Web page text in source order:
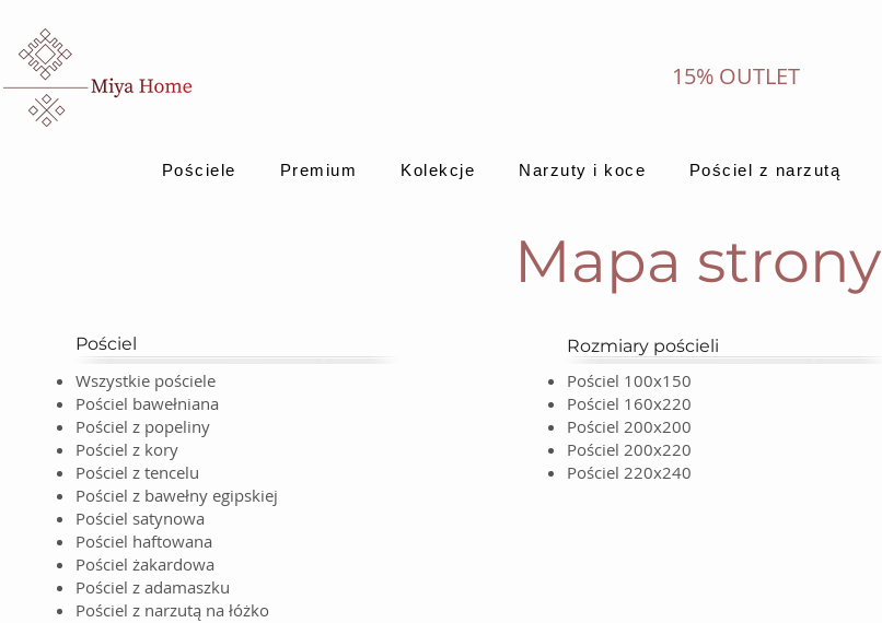
15% OUTLET
Pościele Premium Kolekcje Narzuty i koce Pościel z narzutą
Mapa strony
Pościel
Wszystkie pościele
Pościel bawełniana
Pościel z popeliny
Pościel z kory
Pościel z tencelu
Pościel z bawełny egipskiej
Pościel satynowa
Pościel haftowana
Pościel żakardowa
Pościel z adamaszku
Pościel z narzutą na łóżko
Rozmiary pościeli
Pościel 100x150
Pościel 160x220
Pościel 200x200
Pościel 200x220
Pościel 220x240